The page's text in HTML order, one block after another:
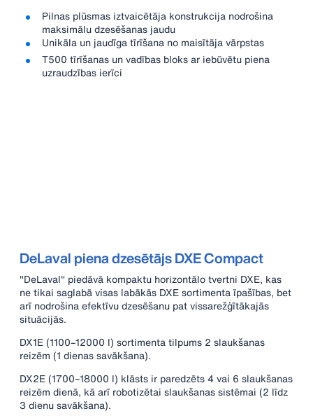
Pilnas plūsmas iztvaicētāja konstrukcija nodrošina
maksimālu dzesēšanas jaudu
Unikāla un jaudīga tīrīšana no maisītāja vārpstas
T500 tīrīšanas un vadības bloks ar iebūvētu piena
uzraudzības ierīci
DeLaval piena dzesētājs DXE Compact
"DeLaval" piedāvā kompaktu horizontālo tvertni DXE, kas
ne tikai saglabā visas labākās DXE sortimenta īpašības, bet
arī nodrošina efektīvu dzesēšanu pat vissarežģītākajās
situācijās.
DX1E (1100–12000 l) sortimenta tilpums 2 slaukšanas
reizēm (1 dienas savākšana).
DX2E (1700–18000 l) klāsts ir paredzēts 4 vai 6 slaukšanas
reizēm dienā, kā arī robotizētai slaukšanas sistēmai (2 līdz
3 dienu savākšana).